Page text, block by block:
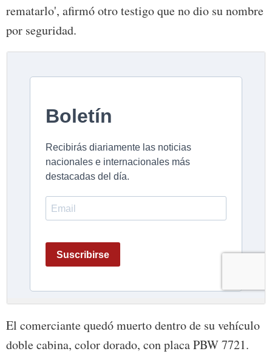
rematarlo', afirmó otro testigo que no dio su nombre
por seguridad.
El comerciante quedó muerto dentro de su vehículo
doble cabina, color dorado, con placa PBW 7721.